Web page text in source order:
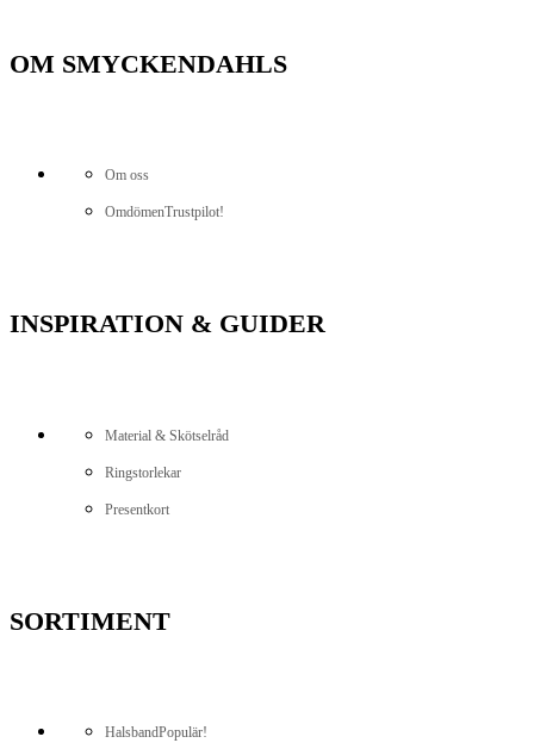
OM SMYCKENDAHLS
Om oss
OmdömenTrustpilot!
INSPIRATION & GUIDER
Material & Skötselråd
Ringstorlekar
Presentkort
SORTIMENT
HalsbandPopulär!